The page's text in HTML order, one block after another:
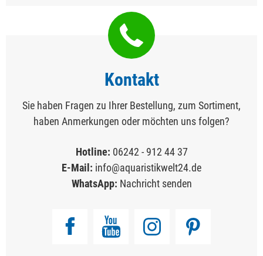
Kontakt
Sie haben Fragen zu Ihrer Bestellung, zum Sortiment,
haben Anmerkungen oder möchten uns folgen?
Hotline: 06242 - 912 44 37
E-Mail: info@aquaristikwelt24.de
WhatsApp: Nachricht senden